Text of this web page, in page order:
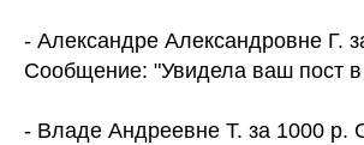
- Александре Александровне Г.
Сообщение: "Увидела ваш пост в
- Владе Андреевне Т. за 1000 р.